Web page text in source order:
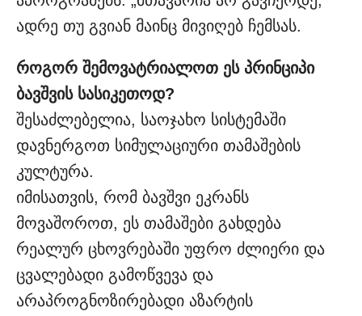
ადრე თუ გვიან მაინც მივიღებ ჩემსას.
როგორ შემოვატრიალოთ ეს პრინციპი
ბავშვის სასიკეთოდ?
შესაძლებელია, საოჯახო სისტემაში
დავნერგოთ სიმულაციური თამაშების
კულტურა.
იმისათვის, რომ ბავშვი ეკრანს
მოვაშოროთ, ეს თამაშები გახდება
რეალურ ცხოვრებაში უფრო ძლიერი და
ცვალებადი გამოწვევა და
არაპროგნოზირებადი აზარტის